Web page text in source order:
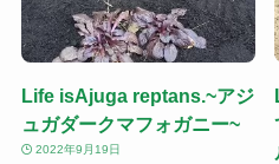
Life isAjuga reptans.~アジ
ュガダークマフォガニー~
2022年9月19日